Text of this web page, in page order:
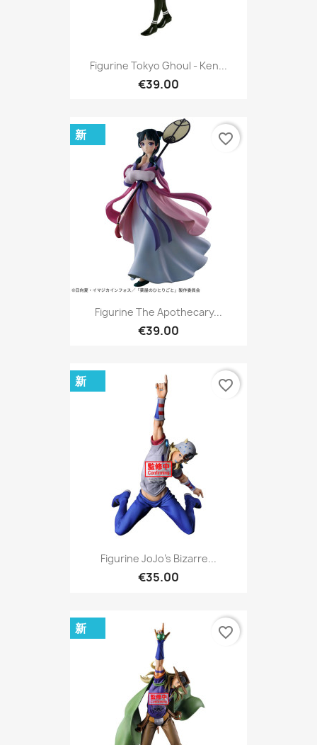
Figurine Tokyo Ghoul - Ken...
€39.00
Figurine The Apothecary...
€39.00
新 favorite_border
Figurine JoJo's Bizarre...
€35.00
新 favorite_border
新 favorite_border